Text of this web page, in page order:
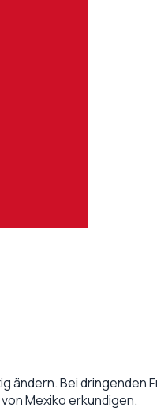
ändern. Bei dringenden
Mexikoerkundigen.